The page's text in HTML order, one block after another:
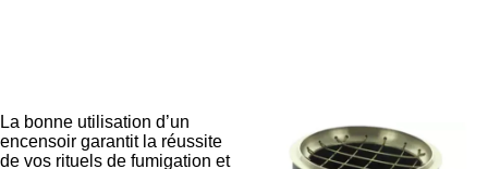
La bonne utilisation d’un
encensoir garantit la réussite
de vos rituels de fumigation et